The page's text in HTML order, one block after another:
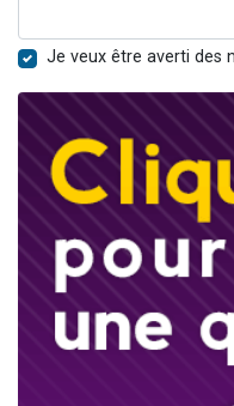
Je veux être averti des